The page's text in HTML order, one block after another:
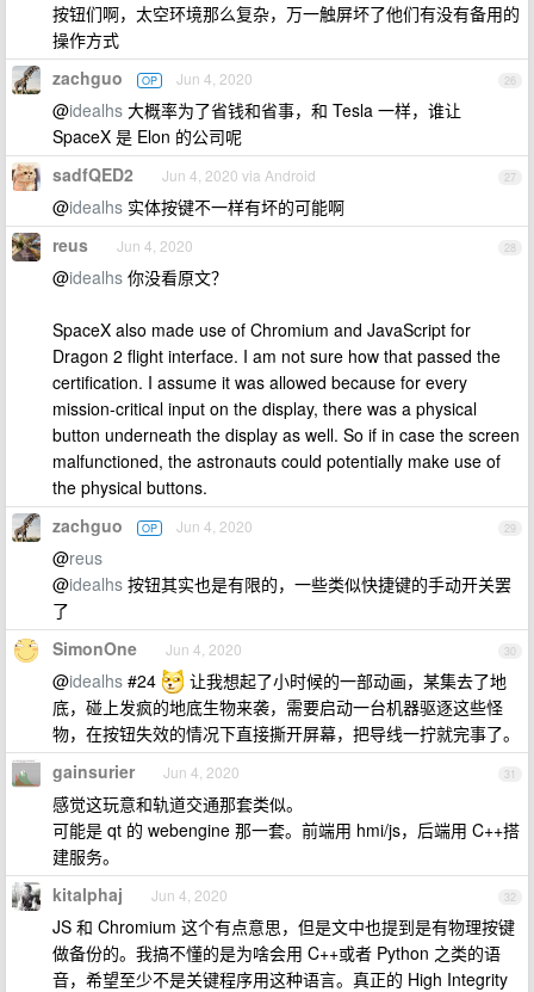
按钮们啊，太空环境那么复杂，万一触屏坏了他们有没有备用的
操作方式
26
zachguo OP Jun 4, 2020
@idealhs 大概率为了省钱和省事，和 Tesla 一样，谁让
SpaceX 是 Elon 的公司呢
27
sadfQED2 Jun 4, 2020 via Android
@idealhs 实体按键不一样有坏的可能啊
28
reus Jun 4, 2020
@idealhs 你没看原文？
SpaceX also made use of Chromium and JavaScript for
Dragon 2 flight interface. I am not sure how that passed the
certification. I assume it was allowed because for every
mission-critical input on the display, there was a physical
button underneath the display as well. So if in case the screen
malfunctioned, the astronauts could potentially make use of
the physical buttons.
29
zachguo OP Jun 4, 2020
@reus
@idealhs 按钮其实也是有限的，一些类似快捷键的手动开关罢
了
30
SimonOne Jun 4, 2020
@idealhs #24
让我想起了小时候的一部动画，某集去了地
底，碰上发疯的地底生物来袭，需要启动一台机器驱逐这些怪
物，在按钮失效的情况下直接撕开屏幕，把导线一拧就完事了。
31
gainsurier Jun 4, 2020
感觉这玩意和轨道交通那套类似。
可能是 qt 的 webengine 那一套。前端用 hmi/js，后端用 C++搭
建服务。
32
kitalphaj Jun 4, 2020
JS 和 Chromium 这个有点意思，但是文中也提到是有物理按键
做备份的。我搞不懂的是为啥会用 C++或者 Python 之类的语
音，希望至少不是关键程序用这种语言。真正的 High Integrity